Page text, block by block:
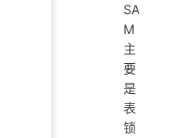
SA
M
主
要
是
表
锁